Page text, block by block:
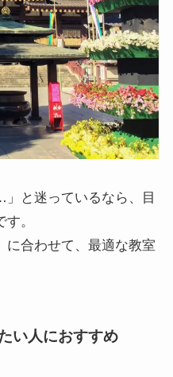
」と迷っているなら、目
。
に合わせて、最適な教室
い人におすすめ